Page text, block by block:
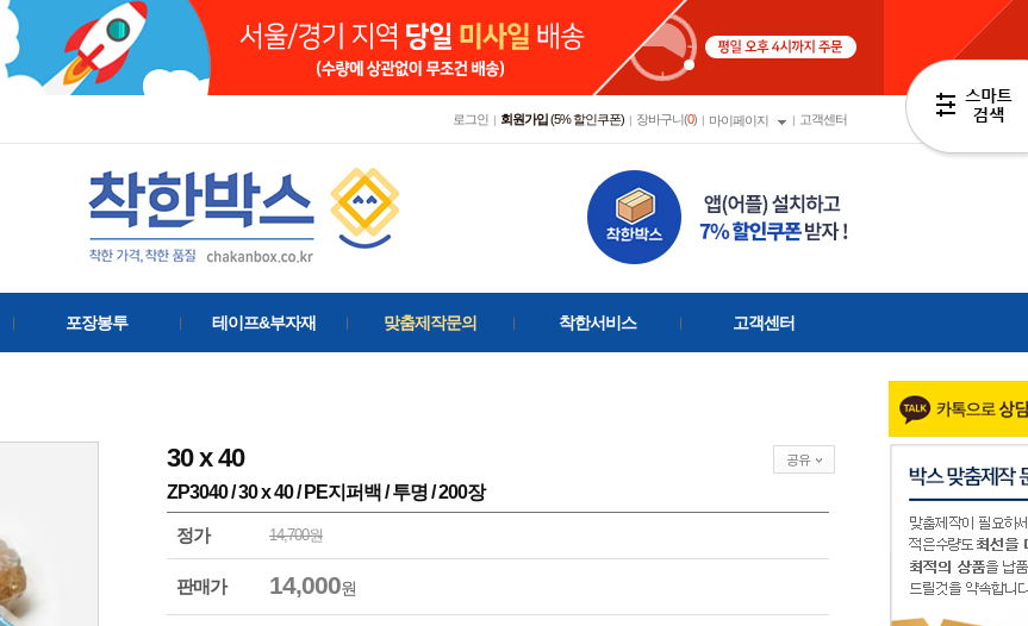
로그인 | 회원가입(5% 할인쿠폰) | 장바구니(0) | 마이페이지 | 고객센터
포장봉투 테이프&부자재 맞춤제작문의 착한서비스 고객센터
30 x40
ZP3040 / 30 x 40 / PE지퍼백 / 투명 / 200장
공유
정가 14,700원
판매가 14,000원